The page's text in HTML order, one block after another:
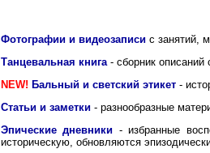
Фотографии и видеозаписи с занятий,
Танцевальная книга- сборник описаний
NEW! Бальный и светский этикет -
Статьи и заметки - разнообразные
Эпические дневники - избранные
историческую, обновляются